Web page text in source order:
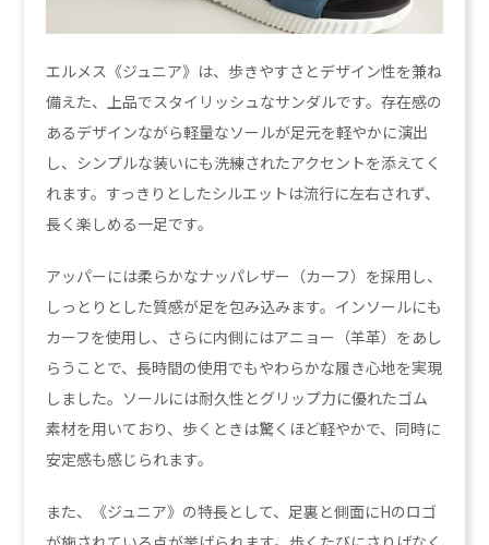
エルメス《ジュニア》は、歩きやすさとデザイン性を兼ね
備えた、上品でスタイリッシュなサンダルです。存在感の
あるデザインながら軽量なソールが足元を軽やかに演出
し、シンプルな装いにも洗練されたアクセントを添えてく
れます。すっきりとしたシルエットは流行に左右されず、
長く楽しめる一足です。
アッパーには柔らかなナッパレザー（カーフ）を採用し、
しっとりとした質感が足を包み込みます。インソールにも
カーフを使用し、さらに内側にはアニョー（羊革）をあし
らうことで、長時間の使用でもやわらかな履き心地を実現
しました。ソールには耐久性とグリップ力に優れたゴム
素材を用いており、歩くときは驚くほど軽やかで、同時に
安定感も感じられます。
また、《ジュニア》の特長として、足裏と側面にHのロゴ